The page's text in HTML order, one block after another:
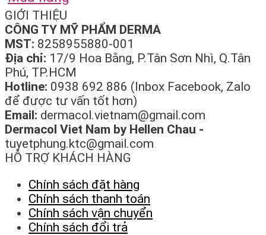
GIỚI THIỆU
CÔNG TY MỸ PHẨM DERMA
MST: 8258955880-001
Địa chỉ: 17/9 Hoa Bằng, P.Tân Sơn Nhì, Q.Tân
Phú, TP.HCM
Hotline: 0938 692 886 (Inbox Facebook, Zalo
để được tư vấn tốt hơn)
Email: dermacol.vietnam@gmail.com
Dermacol Viet Nam by Hellen Chau -
tuyetphung.ktc@gmail.com
HỖ TRỢ KHÁCH HÀNG
Chính sách đặt hàng
Chính sách thanh toán
Chính sách vận chuyển
Chính sách đổi trả